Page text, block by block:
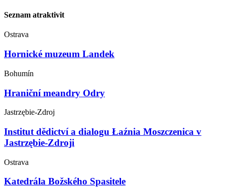
Seznam atraktivit
Ostrava
Hornické muzeum Landek
Bohumín
Hraniční meandry Odry
Jastrzębie-Zdroj
Institut dědictví a dialogu Łaźnia Moszczenica v
Jastrzębie-Zdroji
Ostrava
Katedrála Božského Spasitele